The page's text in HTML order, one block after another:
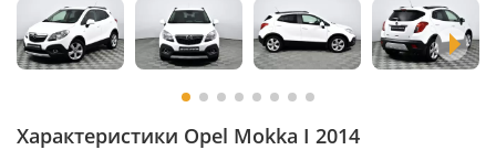
Характеристики Opel Mokka I 2014